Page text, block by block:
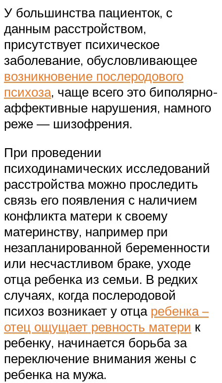
У большинства пациенток, с
данным расстройством,
присутствует психическое
заболевание, обусловливающее
возникновение послеродового
психоза, чаще всего это биполярно-
аффективные нарушения, намного
реже — шизофрения.
При проведении
психодинамических исследований
расстройства можно проследить
связь его появления с наличием
конфликта матери к своему
материнству, например при
незапланированной беременности
или несчастливом браке, уходе
отца ребенка из семьи. В редких
случаях, когда послеродовой
психоз возникает у отца ребенка –
отец ощущает ревность матери к
ребенку, начинается борьба за
переключение внимания жены с
ребенка на мужа.